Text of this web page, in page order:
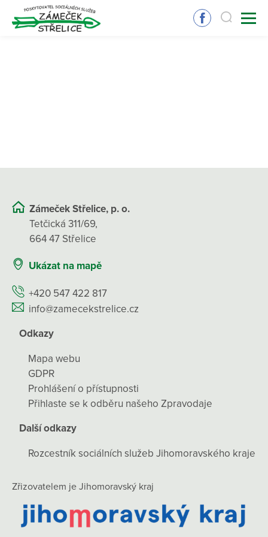
Zámeček Střelice, p. o.
Tetčická 311/69,
664 47 Střelice
Ukázat na mapě
+420 547 422 817
info@zamecekstrelice.cz
Odkazy
Mapa webu
GDPR
Prohlášení o přístupnosti
Přihlaste se k odběru našeho Zpravodaje
Další odkazy
Rozcestník sociálních služeb Jihomoravského kraje
Zřizovatelem je Jihomoravský kraj